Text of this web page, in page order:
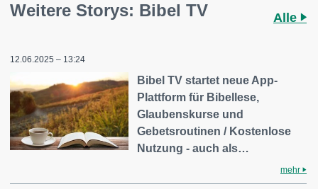
Weitere Storys: Bibel TV Alle
12.06.2025 – 13:24
Bibel TV startet neue App-
Plattform für Bibellese,
Glaubenskurse und
Gebetsroutinen / Kostenlose
Nutzung - auch als…
mehr